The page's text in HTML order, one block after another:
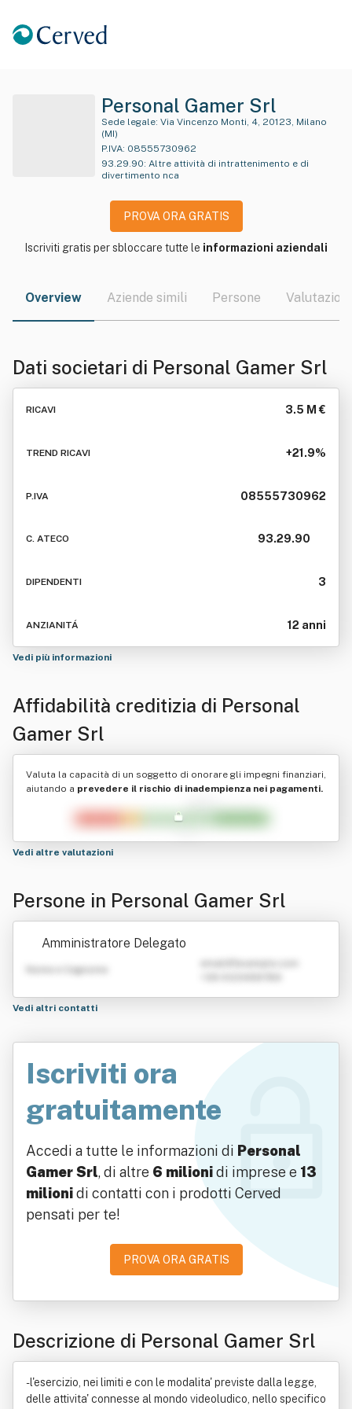
Personal Gamer Srl
Sede legale:
(MI)
P.IVA: 08555730962
93.29.90: Altre attività di intrattenimento e di
divertimento nca
PROVA ORA GRATIS
Iscriviti gratis per sbloccare tutte le informazioni aziendali
Overview Aziende simili Persone Valutazioni
Dati societari di Personal Gamer Srl
RICAVI 3.5 M €
TREND RICAVI +21.9%
P.IVA 08555730962
C. ATECO 93.29.90
DIPENDENTI 3
ANZIANITÁ 12 anni
Vedi più informazioni
Affidabilità creditizia di Personal
Gamer Srl
Valuta la capacità di un soggetto di onorare gli impegni finanziari,
aiutando a prevedere il rischio di inadempienza nei pagamenti.
Vedi altre valutazioni
Persone in Personal Gamer Srl
Amministratore Delegato
Nome e Cognome
Vedi altri contatti
Iscriviti ora
gratuitamente
Accedi a tutte le informazioni di Personal
Gamer Srl, di altre 6 milionidi imprese e 13
milionidi contatti con i prodotti Cerved
pensati per te!
PROVA ORA GRATIS
Descrizione di Personal Gamer Srl
- l'esercizio, nei limiti e con le modalita' previste dalla legge,
delle attivita' connesse al mondo videoludico, nello specifico